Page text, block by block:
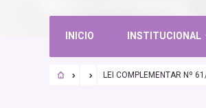
INICIO INSTITUCIONAL
LEI COMPLEMENTAR Nº